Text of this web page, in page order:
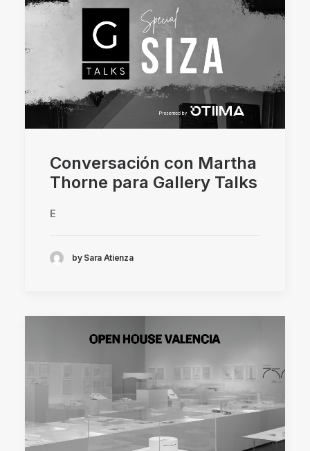
Conversación con Martha
Thorne para Gallery Talks
E
by Sara Atienza